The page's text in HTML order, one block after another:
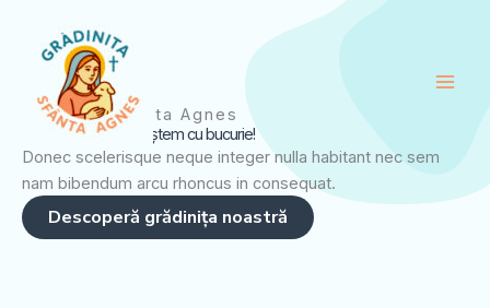
content
Gradinita Sfanta Agnes
Învățăm prin joc, creștem cu bucurie!
Donec scelerisque neque integer nulla habitant nec sem
nam bibendum arcu rhoncus in consequat.
Descoperă grădinița noastră